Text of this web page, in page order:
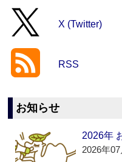
X (Twitter)
RSS
お知らせ
2026年
2026年